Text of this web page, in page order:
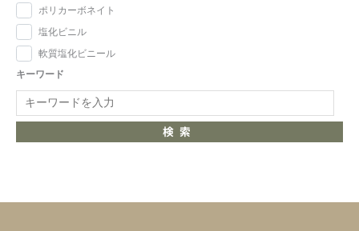
ポリカーボネイト
塩化ビニル
軟質塩化ビニール
キーワード
検索